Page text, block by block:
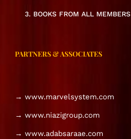
3. BOOKS FROM ALL MEMBERS
PARTNERS & ASSOCIATES
→ www.marvelsystem.com
→ www.niazigroup.com
→ www.adabsaraae.com